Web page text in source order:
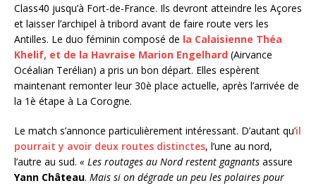
Class40 jusqu’à Fort-de-France. Ils devront atteindre les Açores
et laisser l’archipel à tribord avant de faire route vers les
Antilles. Le duo féminin composé de la Calaisienne Théa
Khelif, et de la Havraise Marion Engelhard (Airvance
Océalian Terélian) a pris un bon départ. Elles espèrent
maintenant remonter leur 30è place actuelle, après l’arrivée de
la 1è étape à La Corogne.
Le match s’annonce particulièrement intéressant. D’autant qu’il
pourrait y avoir deux routes distinctes, l’une au nord,
l’autre au sud. « Les routages au Nord restent gagnants assure
Yann Château. Mais si on dégrade un peu les polaires pour